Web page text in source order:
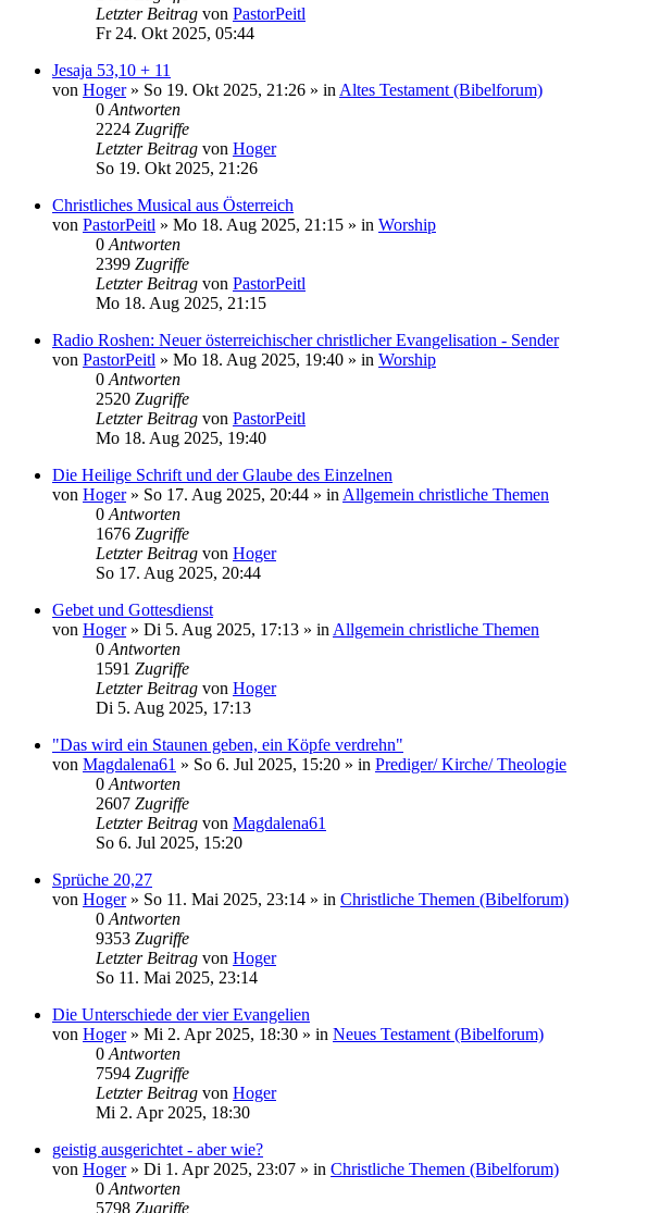
Letzter Beitrag von PastorPeitl
Fr 24. Okt 2025, 05:44
Jesaja 53,10 + 11
von Hoger» So 19. Okt 2025, 21:26 » in Altes Testament (Bibelforum)
0 Antworten
2224 Zugriffe
Letzter Beitrag von Hoger
So 19. Okt 2025, 21:26
Christliches Musical aus Österreich
von PastorPeitl » Mo 18. Aug 2025, 21:15 » in Worship
0 Antworten
2399 Zugriffe
Letzter Beitrag von PastorPeitl
Mo 18. Aug 2025, 21:15
Radio Roshen: Neuer österreichischer christlicher Evangelisation - Sender
von PastorPeitl » Mo 18. Aug 2025, 19:40 » in Worship
0 Antworten
2520 Zugriffe
Letzter Beitrag von PastorPeitl
Mo 18. Aug 2025, 19:40
Die Heilige Schrift und der Glaube des Einzelnen
von Hoger» So 17. Aug 2025, 20:44 » in Allgemein christliche Themen
0 Antworten
1676 Zugriffe
Letzter Beitrag von Hoger
So 17. Aug 2025, 20:44
Gebet und Gottesdienst
von Hoger» Di 5. Aug 2025, 17:13 » in Allgemein christliche Themen
0 Antworten
1591 Zugriffe
Letzter Beitrag von Hoger
Di 5. Aug 2025, 17:13
"Das wird ein Staunen geben, ein Köpfe verdrehn"
von Magdalena61 » So 6. Jul 2025, 15:20 » in Prediger/ Kirche/ Theologie
0 Antworten
2607 Zugriffe
Letzter Beitrag von Magdalena61
So 6. Jul 2025, 15:20
Sprüche 20,27
von Hoger» So 11. Mai 2025, 23:14 » in Christliche Themen (Bibelforum)
0 Antworten
9353 Zugriffe
Letzter Beitrag von Hoger
So 11. Mai 2025, 23:14
Die Unterschiede der vier Evangelien
von Hoger» Mi 2. Apr 2025, 18:30 » in Neues Testament (Bibelforum)
0 Antworten
7594 Zugriffe
Letzter Beitrag von Hoger
Mi 2. Apr 2025, 18:30
geistig ausgerichtet - aber wie?
von Hoger» Di 1. Apr 2025, 23:07 » in Christliche Themen (Bibelforum)
0 Antworten
5798 Zugriffe